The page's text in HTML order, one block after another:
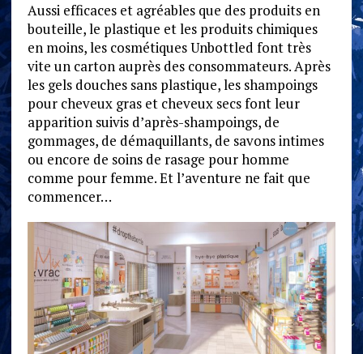
Aussi efficaces et agréables que des produits en
bouteille, le plastique et les produits chimiques
en moins, les cosmétiques Unbottled font très
vite un carton auprès des consommateurs. Après
les gels douches sans plastique, les shampoings
pour cheveux gras et cheveux secs font leur
apparition suivis d’après-shampoings, de
gommages, de démaquillants, de savons intimes
ou encore de soins de rasage pour homme
comme pour femme. Et l’aventure ne fait que
commencer…